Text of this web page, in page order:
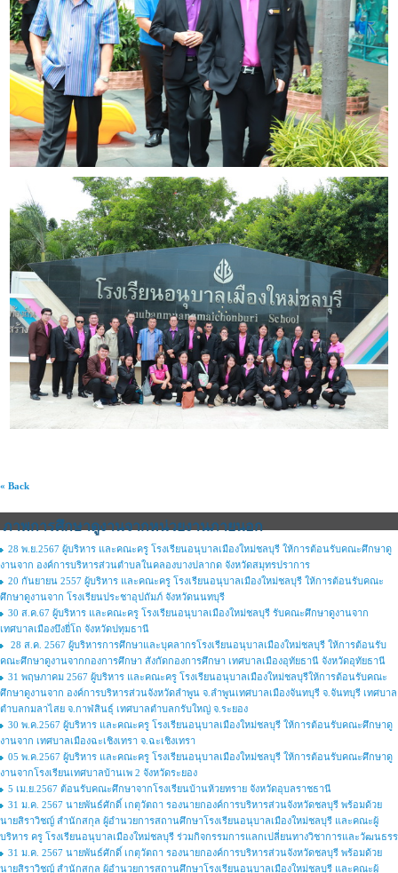
« Back
ภาพการศึกษาดูงานจากหน่วยงานภายนอก
28 พ.ย.2567 ผู้บริหาร และคณะครู โรงเรียนอนุบาลเมืองใหม่ชลบุรี ให้การต้อนรับคณะศึกษาดู
งานจาก องค์การบริหารส่วนตำบลในคลองบางปลากด จังหวัดสมุทรปราการ
20 กันยายน 2557 ผู้บริหาร และคณะครู โรงเรียนอนุบาลเมืองใหม่ชลบุรี ให้การต้อนรับคณะ
ศึกษาดูงานจาก โรงเรียนประชาอุปถัมภ์ จังหวัดนนทบุรี
30 ส.ค.67 ผู้บริหาร และคณะครู โรงเรียนอนุบาลเมืองใหม่ชลบุรี รับคณะศึกษาดูงานจาก
เทศบาลเมืองบึงยี่โถ จังหวัดปทุมธานี
28 ส.ค. 2567 ผู้บริหารการศึกษาและบุคลากรโรงเรียนอนุบาลเมืองใหม่ชลบุรี ให้การต้อนรับ
คณะศึกษาดูงานจากกองการศึกษา สังกัดกองการศึกษา เทศบาลเมืองอุทัยธานี จังหวัดอุทัยธานี
31 พฤษภาคม 2567 ผู้บริหาร และคณะครู โรงเรียนอนุบาลเมืองใหม่ชลบุรีให้การต้อนรับคณะ
ศึกษาดูงานจาก องค์การบริหารส่วนจังหวัดลำพูน จ.ลำพูนเทศบาลเมืองจันทบุรี จ.จันทบุรี เทศบาล
ตำบลกมลาไสย จ.กาฬสินธุ์ เทศบาลตำบลกรับใหญ่ จ.ระยอง
30 พ.ค.2567 ผู้บริหาร และคณะครู โรงเรียนอนุบาลเมืองใหม่ชลบุรี ให้การต้อนรับคณะศึกษาดู
งานจาก เทศบาลเมืองฉะเชิงเทรา จ.ฉะเชิงเทรา
05 พ.ค.2567 ผู้บริหาร และคณะครู โรงเรียนอนุบาลเมืองใหม่ชลบุรี ให้การต้อนรับคณะศึกษาดู
งานจากโรงเรียนเทศบาลบ้านเพ 2 จังหวัดระยอง
5 เม.ย.2567 ต้อนรับคณะศึกษาจากโรงเรียนบ้านห้วยทราย จังหวัดอุบลราชธานี
31 ม.ค. 2567 นายพันธ์ศักดิ์ เกตุวัตถา รองนายกองค์การบริหารส่วนจังหวัดชลบุรี พร้อมด้วย
นายสิราวิชญ์ สำนักสกุล ผู้อำนวยการสถานศึกษาโรงเรียนอนุบาลเมืองใหม่ชลบุรี และคณะผู้
บริหาร ครู โรงเรียนอนุบาลเมืองใหม่ชลบุรี ร่วมกิจกรรมการแลกเปลี่ยนทางวิชาการและวัฒนธรร
31 ม.ค. 2567 นายพันธ์ศักดิ์ เกตุวัตถา รองนายกองค์การบริหารส่วนจังหวัดชลบุรี พร้อมด้วย
นายสิราวิชญ์ สำนักสกุล ผู้อำนวยการสถานศึกษาโรงเรียนอนุบาลเมืองใหม่ชลบุรี และคณะผู้